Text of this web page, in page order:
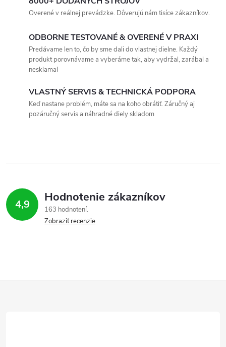
Overené v reálnej prevádzke. Dôverujú nám tisíce zákazníkov.
ODBORNE TESTOVANÉ & OVERENÉ V PRAXI
Predávame len to, čo by sme dali do vlastnej dielne. Každý
produkt porovnávame a vyberáme tak, aby vydržal, zarábal a
nesklamal
VLASTNÝ SERVIS & TECHNICKÁ PODPORA
Keď nastane problém, máte sa na koho obrátiť. Záručný aj
pozáručný servis a náhradné diely skladom
4,9 Hodnotenie zákazníkov
163 hodnotení
Zobraziť recenzie